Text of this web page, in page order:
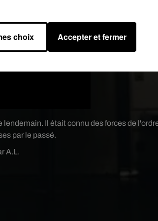
A.L.
lendemain. Il était connu des forces de
par le passé.
choix Accepter et fermer